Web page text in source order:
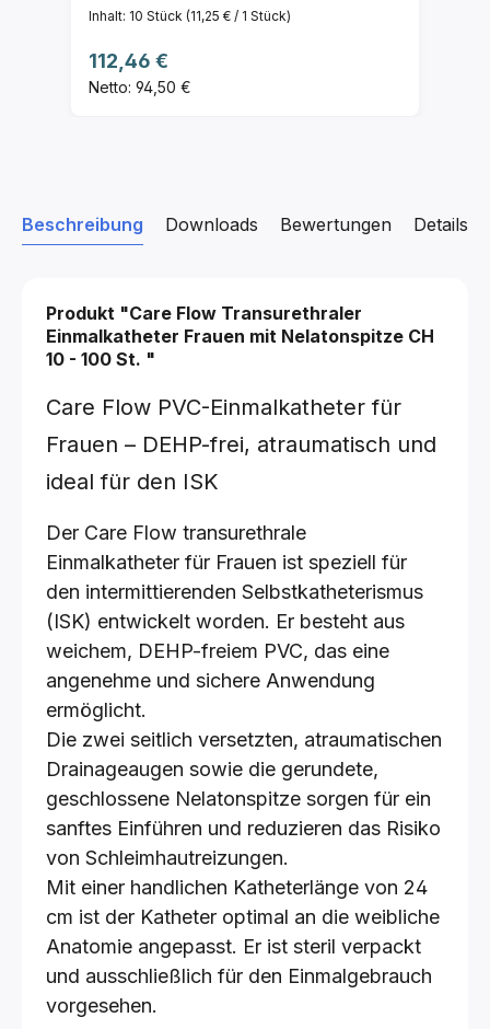
Inhalt: 10 Stück (11,25 € / 1 Stück)
Regulärer Preis:
112,46 €
Netto: 94,50 €
Beschreibung Downloads Details
Bewertungen
Produkt "Care Flow Transurethraler
Einmalkatheter Frauen mit Nelatonspitze CH
10 - 100 St. "
Care Flow PVC-Einmalkatheter für
Frauen – DEHP-frei, atraumatisch und
ideal für den ISK
Der Care Flow transurethrale
Einmalkatheter für Frauen ist speziell für
den intermittierenden Selbstkatheterismus
(ISK) entwickelt worden. Er besteht aus
weichem, DEHP-freiem PVC, das eine
angenehme und sichere Anwendung
ermöglicht.
Die zwei seitlich versetzten, atraumatischen
Drainageaugen sowie die gerundete,
geschlossene Nelatonspitze sorgen für ein
sanftes Einführen und reduzieren das Risiko
von Schleimhautreizungen.
Mit einer handlichen Katheterlänge von 24
cm ist der Katheter optimal an die weibliche
Anatomie angepasst. Er ist steril verpackt
und ausschließlich für den Einmalgebrauch
vorgesehen.